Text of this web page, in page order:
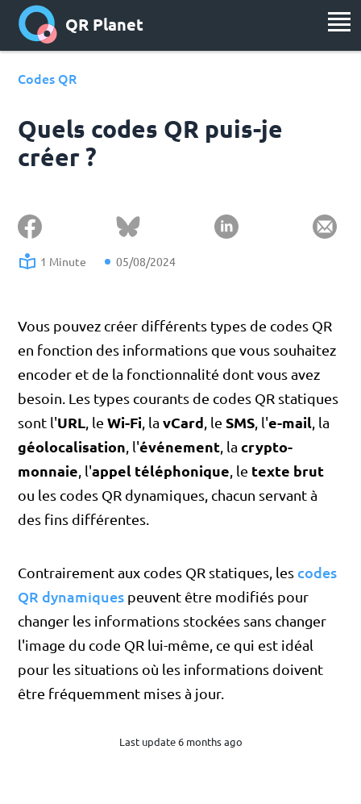
QR Planet
Codes QR
Quels codes QR puis-je
créer ?
1 Minute 05/08/2024
Vous pouvez créer différents types de codes QR
en fonction des informations que vous souhaitez
encoder et de la fonctionnalité dont vous avez
besoin. Les types courants de codes QR statiques
sont l'URL , leWi-Fi , lavCard , leSMS , l'e-mail , la
géolocalisation , l'événement , lacrypto-
monnaie , l'appel téléphonique , le texte brut
ou les codes QR dynamiques, chacun servant à
des fins différentes.
Contrairement aux codes QR statiques, les codes
QR dynamiques peuvent être modifiés pour
changer les informations stockées sans changer
l'image du code QR lui-même, ce qui est idéal
pour les situations où les informations doivent
être fréquemment mises à jour.
Last update 6 months ago